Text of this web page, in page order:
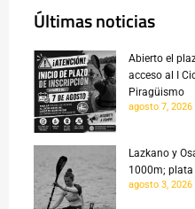
Últimas noticias
Abierto el
acceso al I
Piragüismo
agosto 7, 2026
Lazkano y
1000m;
agosto 3, 2026